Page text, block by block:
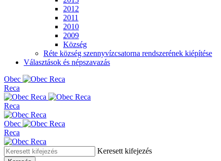
2012
2011
2010
2009
Község
Réte község szennyvízcsatorna rendszerének kiépítése
Választások és népszavazás
Obec
Reca
Reca
Obec
Reca
Keresett kifejezés